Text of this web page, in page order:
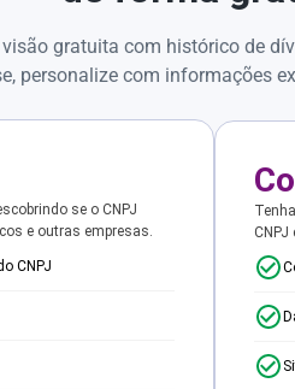
visão gratuita com histórico de
personalize com informações
se o CNPJ
e outras empresas.
CNPJ